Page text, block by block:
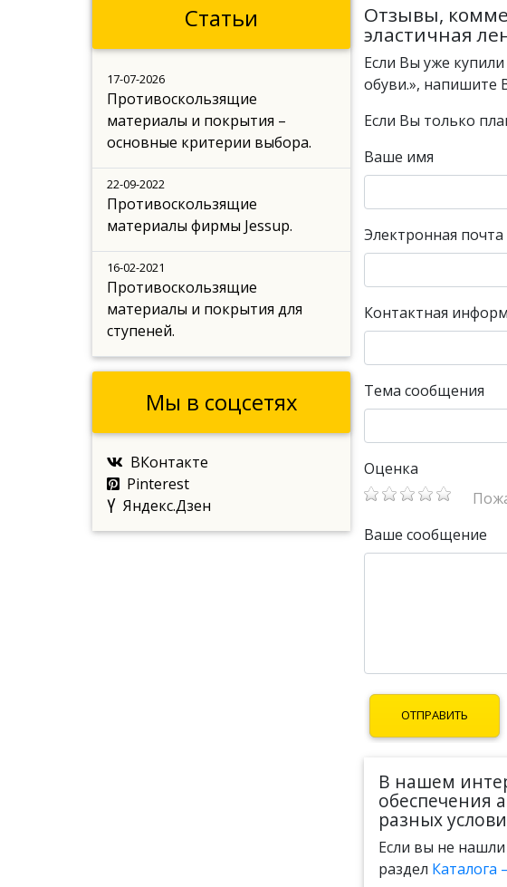
Отзывы,
эластичная
Если Вы уже
обуви.», напишите
Если Вы только
Ваше имя
Электронная почта
Контактная
Тема сообщения
Оценка
Ваше сообщение
В нашем
обеспечения
разных
Если вы не
раздел Каталога
Статьи
17-07-2026
Противоскользящие
материалы и покрытия –
основные критерии выбора.
22-09-2022
Противоскользящие
материалы фирмы Jessup.
16-02-2021
Противоскользящие
материалы и покрытия для
ступеней.
Мы в соцсетях
ВКонтакте
Pinterest
Яндекс.Дзен